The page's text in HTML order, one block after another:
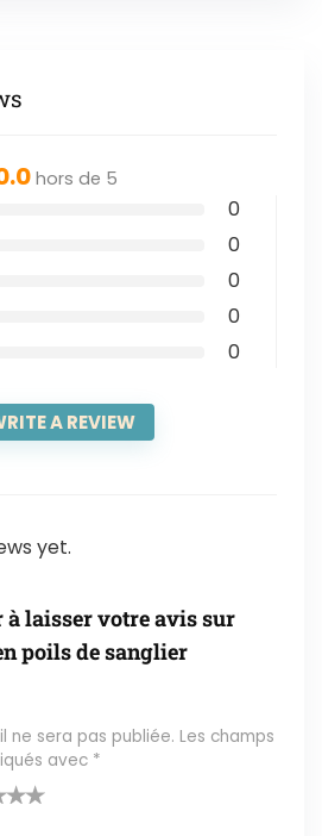
hors de 5
0
0
0
0
0
A REVIEW
yet.
à laisser votre avis sur
poils de sanglier
ne sera pas publiée. Les champs
avec *